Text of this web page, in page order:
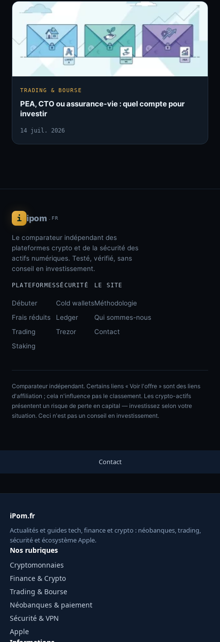
TRADING & BOURSE
PEA, CTO ou assurance-vie : quel compte pour
investir
14 juil. 2026
i ipom .FR
Le comparateur indépendant des
plateformes crypto et de la sécurité des
actifs numériques. Testé, vérifié, sans
conseil en investissement.
PLATEFORMES
Débuter
Frais réduits
Trading
Staking
SÉCURITÉ
Cold wallets
Ledger
Trezor
LE SITE
Méthodologie
Qui sommes-nous
Contact
Comparateur indépendant. Certains liens « Voir l'offre » sont des liens
d'affiliation ; cela n'influence pas le classement. Les crypto-actifs
présentent un risque de perte en capital — investissez selon votre
situation. Ceci n'est pas un conseil en investissement.
Contact
iPom.fr
Actualités et guides tech, finance et crypto : néobanques, trading,
sécurité et écosystème Apple.
Nos rubriques
Cryptomonnaies
Finance & Crypto
Trading & Bourse
Néobanques & paiement
Sécurité & VPN
Apple